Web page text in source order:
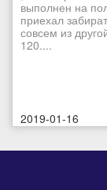
выполнен на
приехал
совсем из
120....
2019-01-16